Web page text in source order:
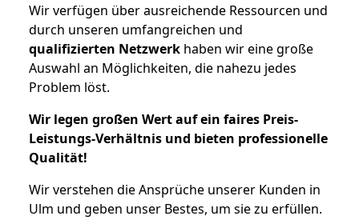
Wir verfügen über ausreichende Ressourcen und
durch unseren umfangreichen und
qualifizierten Netzwerk haben wir eine große
Auswahl an Möglichkeiten, die nahezu jedes
Problem löst.
Wir legen großen Wert auf ein faires Preis-
Leistungs-Verhältnis und bieten professionelle
Qualität!
Wir verstehen die Ansprüche unserer Kunden in
Ulm und geben unser Bestes, um sie zu erfüllen.